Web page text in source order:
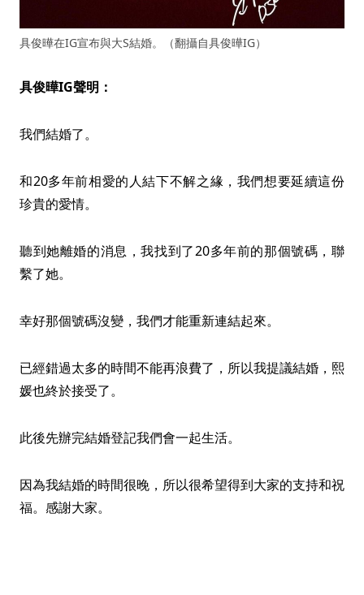
具俊曄在IG宣布與大S結婚。（翻攝自具俊曄IG）
具俊曄IG聲明：
我們結婚了。
和20多年前相愛的人結下不解之緣，我們想要延續這份
珍貴的愛情。
聽到她離婚的消息，我找到了20多年前的那個號碼，聯
繫了她。
幸好那個號碼沒變，我們才能重新連結起來。
已經錯過太多的時間不能再浪費了，所以我提議結婚，熙
媛也終於接受了。
此後先辦完結婚登記我們會一起生活。
因為我結婚的時間很晚，所以很希望得到大家的支持和祝
福。感謝大家。